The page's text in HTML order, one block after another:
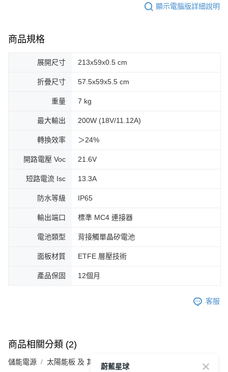
顯示電腦版詳細說明
商品規格
展開尺寸 213x59x0.5 cm
折疊尺寸 57.5x59x5.5 cm
重量 7 kg
最大輸出 200W (18V/11.12A)
轉換效率 ＞24%
開路電壓 Voc 21.6V
短路電流 Isc 13.3A
防水等級 IP65
輸出端口 標準 MC4 連接器
電池類型 背接觸單晶矽電池
面板材質 ETFE 層壓技術
產品保固 12個月
客服
商品相關分類 (2)
儲能電源 太陽能板 及 其他配件蔚藍星球